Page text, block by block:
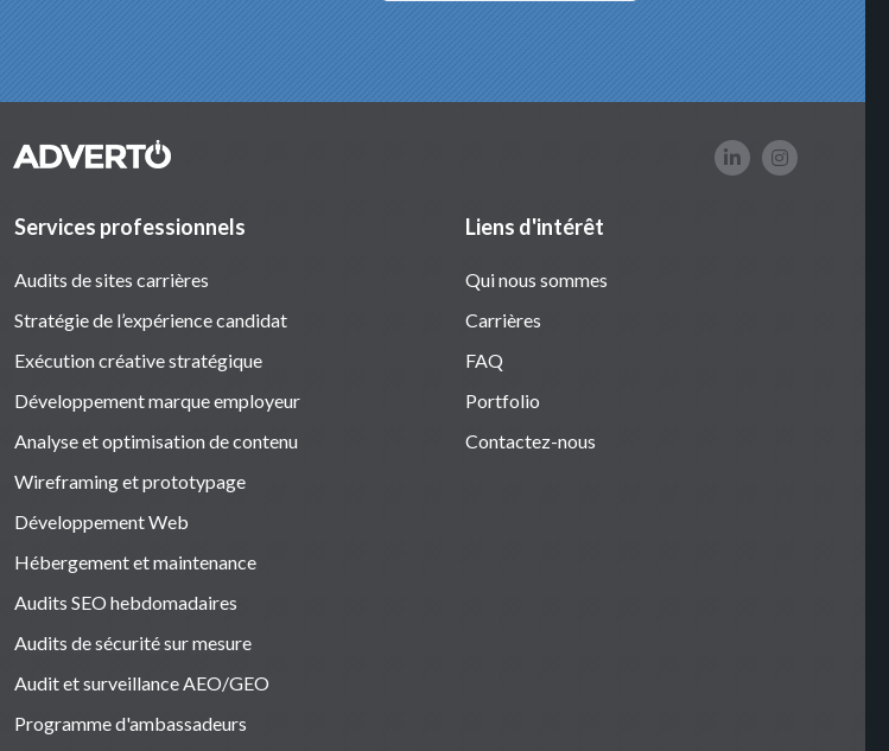
Services professionnels
Audits de sites carrières
Stratégie de l’expérience candidat
Exécution créative stratégique
Développement marque employeur
Analyse et optimisation de contenu
Wireframing et prototypage
Développement Web
Hébergement et maintenance
Audits SEO hebdomadaires
Audits de sécurité sur mesure
Audit et surveillance AEO/GEO
Programme d'ambassadeurs
Liens d'intérêt
Qui nous sommes
Carrières
FAQ
Portfolio
Contactez-nous